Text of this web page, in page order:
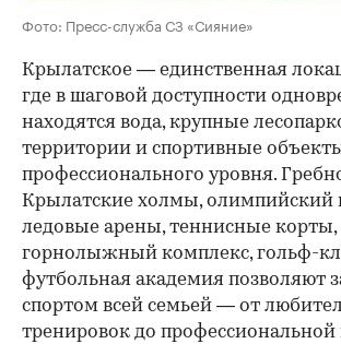
Фото: Пресс-служба СЗ «Сияние»
Крылатское — единственная
где в шаговой доступности
находятся вода, крупные
территории и спортивные
профессионального уровня.
Крылатские холмы, олимпийский
ледовые арены, теннисные корты,
горнолыжный комплекс, гольф-
футбольная академия позволяют
спортом всей семьей — от
тренировок до профессиональной